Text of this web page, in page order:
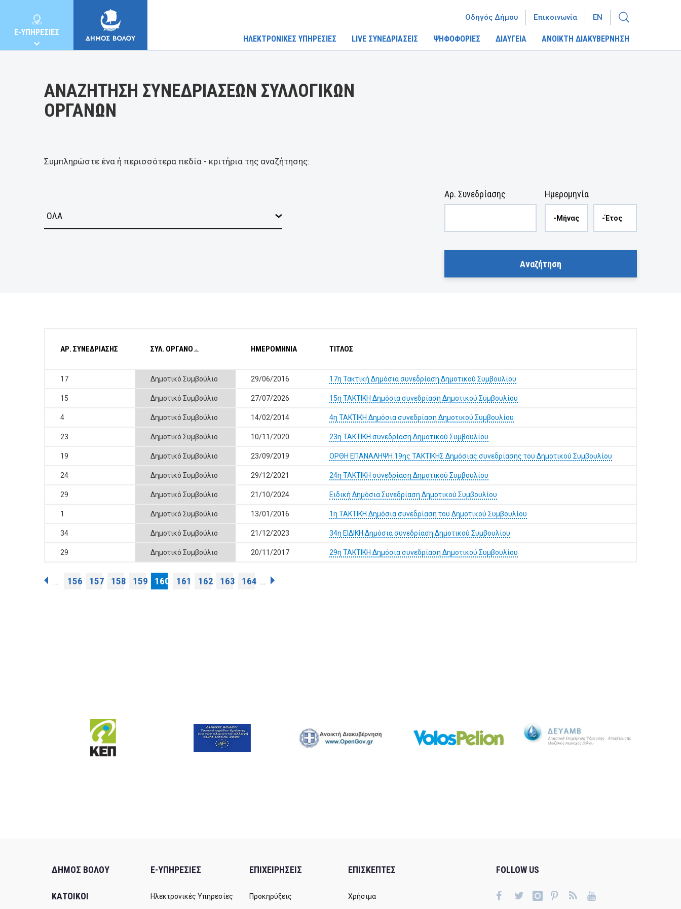
E-ΥΠΗΡΕΣΙΕΣ
ΕΠΙΧΕΙΡΗΣΕΙΣ
ΗΛΕΚΤΡΟΝΙΚΕΣ ΥΠΗΡΕΣΙΕΣ LIVE ΣΥΝΕΔΡΙΑΣΕΙΣ ΨΗΦΟΦΟΡΙΕΣ ΔΙΑΥΓΕΙΑ ΑΝΟΙΚΤΗ ΔΙΑΚΥΒΕΡΝΗΣΗ
Οδηγός Δήμου Επικοινωνία EN
ΑΝΑΖΗΤΗΣΗ ΣΥΝΕΔΡΙΑΣΕΩΝ ΣΥΛΛΟΓΙΚΩΝ
ΟΡΓΑΝΩΝ
Συμπληρώστε ένα ή περισσότερα πεδία - κριτήρια της αναζήτησης:
Ημερομηνία
Αρ. Συνεδρίασης
ΑΡ. ΣΥΝΕΔΡΙΑΣΗΣ ΣΥΛ. ΟΡΓΑΝΟ ΗΜΕΡΟΜΗΝΙΑ ΤΙΤΛΟΣ
17 Δημοτικό Συμβούλιο 29/06/2016 17η Τακτική Δημόσια συνεδρίαση Δημοτικού Συμβουλίου
15 Δημοτικό Συμβούλιο 27/07/2026 15η ΤΑΚΤΙΚΗ Δημόσια συνεδρίαση Δημοτικού Συμβουλίου
4 Δημοτικό Συμβούλιο 14/02/2014 4η ΤΑΚΤΙΚΗ Δημόσια συνεδρίαση Δημοτικού Συμβουλίου
23 Δημοτικό Συμβούλιο 10/11/2020 23η ΤΑΚΤΙΚΗ συνεδρίαση Δημοτικού Συμβουλίου
19 Δημοτικό Συμβούλιο 23/09/2019 ΟΡΘΗ ΕΠΑΝΑΛΗΨΗ 19ης ΤΑΚΤΙΚΗΣ Δημόσιας συνεδρίασης του Δημοτικού Συμβουλίου
24 Δημοτικό Συμβούλιο 29/12/2021 24η ΤΑΚΤΙΚΗ συνεδρίαση Δημοτικού Συμβουλίου
29 Δημοτικό Συμβούλιο 21/10/2024 Ειδική Δημόσια Συνεδρίαση Δημοτικού Συμβουλίου
1 Δημοτικό Συμβούλιο 13/01/2016 1η ΤΑΚΤΙΚΗ Δημόσια συνεδρίαση του Δημοτικού Συμβουλίου
34 Δημοτικό Συμβούλιο 21/12/2023 34η ΕΙΔΙΚΗ Δημόσια συνεδρίαση Δημοτικού Συμβουλίου
29 Δημοτικό Συμβούλιο 20/11/2017 29η ΤΑΚΤΙΚΗ Δημόσια συνεδρίαση Δημοτικού Συμβουλίου
Σελίδες
… 156 157 158 159 160 161 162 163 164 …
ΔΗΜΟΣ ΒΟΛΟΥ
ΚΑΤΟΙΚΟΙ
E-ΥΠΗΡΕΣΙΕΣ
Ηλεκτρονικές Υπηρεσίες
ΕΠΙΧΕΙΡΗΣΕΙΣ
Προκηρύξεις
ΕΠΙΣΚΕΠΤΕΣ
Χρήσιμα
FOLLOW US